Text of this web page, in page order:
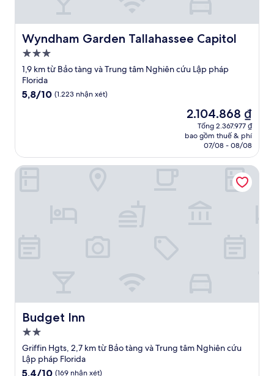
Wyndham Garden Tallahassee Capitol
Wyndham Garden Tallahassee Capitol
Nơi
lưu
trú
3.0
1,9 km từ Bảo tàng và Trung tâm Nghiên cứu Lập pháp
Florida
5.8
5,8/10 (1.223 nhận xét)
Giá
hiện
tại
2.104.868 ₫
2.104.868 ₫
Tổng 2.367.977 ₫
bao gồm thuế & phí
07/08 - 08/08
Budget Inn
Budget Inn
Nơi
lưu
trú
2.0
Griffin Hgts, 2,7 km từ Bảo tàng và Trung tâm Nghiên cứu
Lập pháp Florida
5.4
5,4/10 (169 nhận xét)
Budget Inn